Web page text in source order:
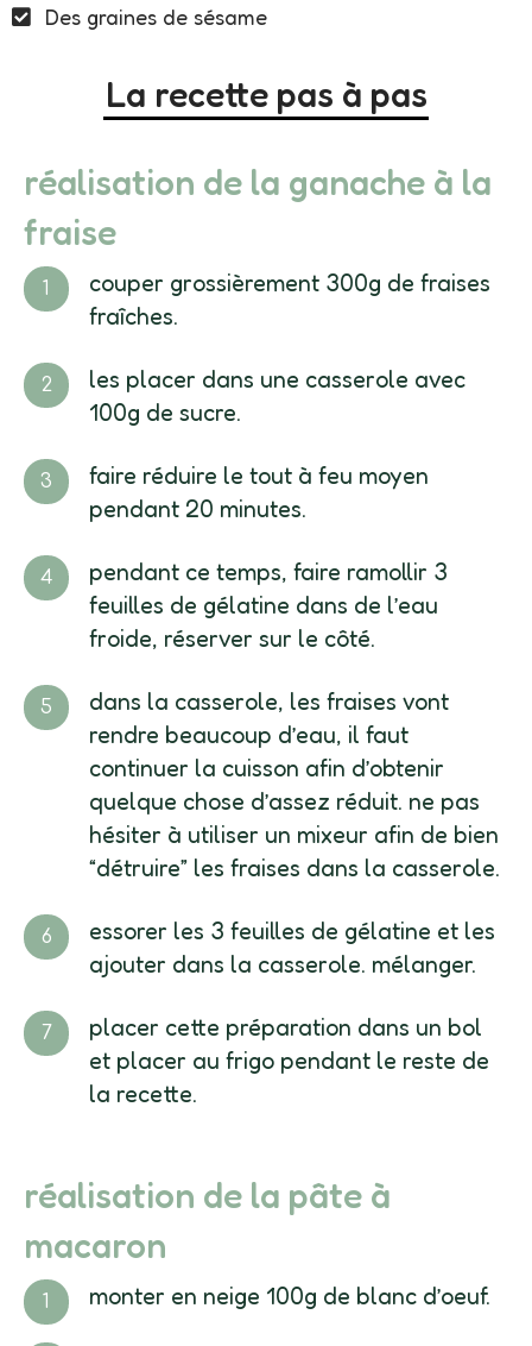
Des graines de sésame
La recette pas à pas
réalisation de la ganache à la
fraise
couper grossièrement 300g de fraises
fraîches.
les placer dans une casserole avec
100g de sucre.
faire réduire le tout à feu moyen
pendant 20 minutes.
pendant ce temps, faire ramollir 3
feuilles de gélatine dans de l’eau
froide, réserver sur le côté.
dans la casserole, les fraises vont
rendre beaucoup d’eau, il faut
continuer la cuisson afin d’obtenir
quelque chose d’assez réduit. ne pas
hésiter à utiliser un mixeur afin de bien
“détruire” les fraises dans la casserole.
essorer les 3 feuilles de gélatine et les
ajouter dans la casserole. mélanger.
placer cette préparation dans un bol
et placer au frigo pendant le reste de
la recette.
réalisation de la pâte à
macaron
monter en neige 100g de blanc d’oeuf.